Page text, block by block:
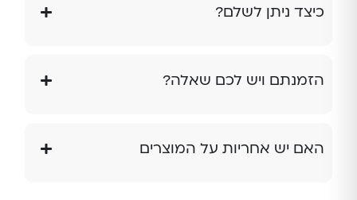
כיצד ניתן לשלם?
הזמנתם ויש לכם שאלה?
האם יש אחריות על המוצרים